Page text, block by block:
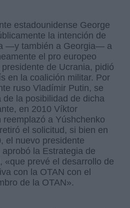
estadounidense George
la intención de
—y también a Georgia— a
el pro europeo
de Ucrania, pidió
en la coalición militar. Por
ruso Vladímir Putin, se
de la posibilidad de dicha
en 2010 Víktor
a Yúshchenko
el solicitud, si bien en
el nuevo presidente
la Estrategia de
«que prevé el desarrollo de
con la OTAN con el
de la OTAN».​